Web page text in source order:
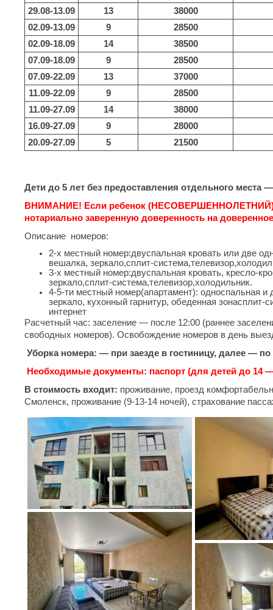
29.08-13.09
13
38000
02.09-13.09
9
28500
02.09-18.09
14
38500
07.09-18.09
9
28500
07.09-22.09
13
37000
11.09-22.09
9
28500
11.09-27.09
14
38000
16.09-27.09
9
28000
20.09-27.09
5 21500
Дети до 5 лет без предоставления отдельного места
ВНИМАНИЕ! Если ребенок (НЕСОВЕРШЕННОЛЕТНИЙ)
нотариально заверенную доверенность на
Описание номеров:
2-х местный номер:двуспальная кровать или две
вешалка, зеркало,сплит-
3-х местный номер:двуспальная кровать, кресло-
зеркало,сплит-система,телевизор,холодильник.
4-5-ти местный номер(апартамент): односпальная и
зеркало, кухонный гарнитур, обеденная
интернет
Расчетный час: заселение — после 12:00 (раннее
свободных номеров). Освобождение номеров в день
Уборка номера: — при заезде в гостиницу, далее —
Необходимые документы: паспорт (для детей до
В стоимость входит: проживание, проезд
Смоленск, проживание (9-13-14 ночей), страхование